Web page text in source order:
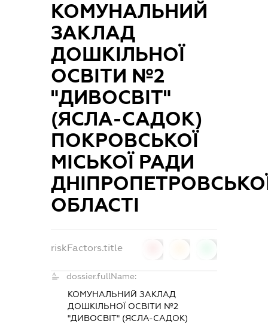
КОМУНАЛЬНИЙ
ЗАКЛАД
ДОШКІЛЬНОЇ
ОСВІТИ №2
"ДИВОСВІТ"
(ЯСЛА-САДОК)
ПОКРОВСЬКОЇ
МІСЬКОЇ РАДИ
ОБЛАСТІ
riskFactors.title
dossier.fullName:
КОМУНАЛЬНИЙ ЗАКЛАД
ДОШКІЛЬНОЇ ОСВІТИ №2
"ДИВОСВІТ" (ЯСЛА-САДОК)